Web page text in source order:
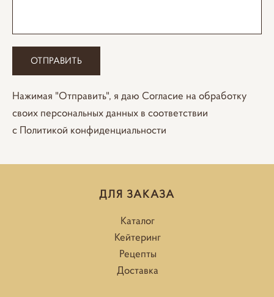
ОТПРАВИТЬ
Нажимая "Отправить", я даю Согласие на обработку
своих персональных данных в соответствии
с Политикой конфиденциальности
ДЛЯ ЗАКАЗА
Каталог
Кейтеринг
Рецепты
Доставка